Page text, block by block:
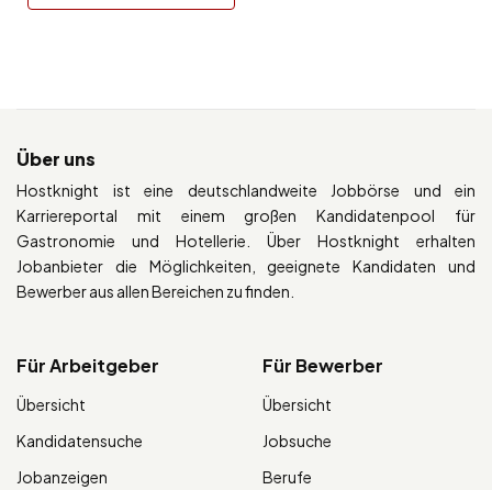
Über uns
Hostknight ist eine deutschlandweite Jobbörse und ein
Karriereportal mit einem großen Kandidatenpool für
Gastronomie und Hotellerie. Über Hostknight erhalten
Jobanbieter die Möglichkeiten, geeignete Kandidaten und
Bewerber aus allen Bereichen zu finden.
Für Arbeitgeber
Übersicht
Kandidatensuche
Jobanzeigen
Für Bewerber
Übersicht
Jobsuche
Berufe